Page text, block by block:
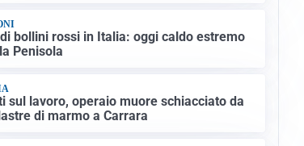
bollini rossi in Italia: oggi caldo estremo
Penisola
sul lavoro, operaio muore schiacciato da
di marmo a Carrara